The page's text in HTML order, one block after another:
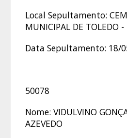
Local Sepultamento:
MUNICIPAL DE TOLEDO -
Data Sepultamento: 18/
50078
Nome: VIDULVINO
AZEVEDO